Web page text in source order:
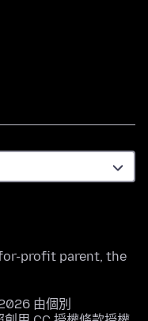
profit parent, the
由個別